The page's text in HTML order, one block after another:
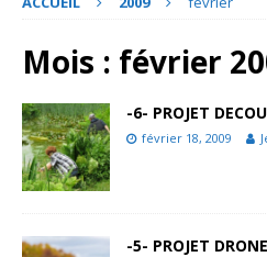
Mois : février
-6- PROJET
février 18, 2009
-5- PROJET